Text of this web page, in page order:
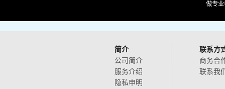
做专
简介
公司简介
服务介绍
隐私申明
联系方
商务合
联系我